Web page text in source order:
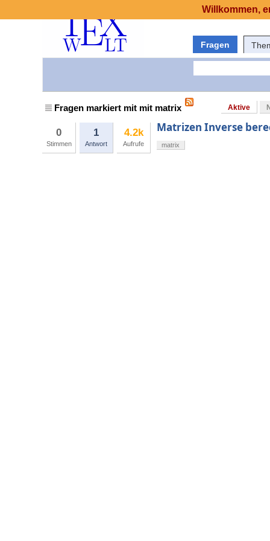
Fragen
Fragen markiert mit mit matrix Aktive
0
Stimmen
1
Antwort
4.2k
Aufrufe
Matrizen Inverse
matrix
Willkommen,